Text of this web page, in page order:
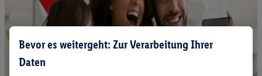
Bevor es weitergeht: Zur Verarbeitung Ihrer
Daten